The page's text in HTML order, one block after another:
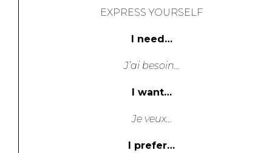
EXPRESS YOURSELF
I need …
J’ai besoin…
I want…
Je veux…
I prefer…